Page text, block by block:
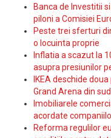
Banca de Investitii
piloni a Comisiei
Peste trei sferturi
o locuinta proprie
Inflatia a scazut la
asupra presiunilor
IKEA deschide
Grand Arena din
Imobiliarele
acordate
Reforma regulilor